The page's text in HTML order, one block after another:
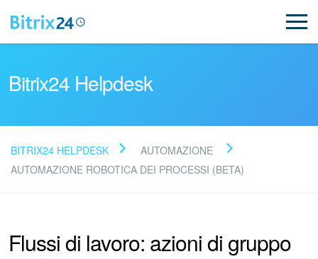
Leggi le domande frequenti
Supporto Bitrix24
Bitrix24 Helpdesk
BITRIX24 HELPDESK
AUTOMAZIONE
AUTOMAZIONE ROBOTICA DEI PROCESSI (BETA)
Flussi di lavoro: azioni di gruppo